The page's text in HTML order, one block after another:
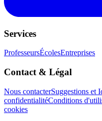
Services
ProfesseursÉcolesEntreprises
Contact & Légal
Nous contacterSuggestions et
confidentialitéConditions
cookies